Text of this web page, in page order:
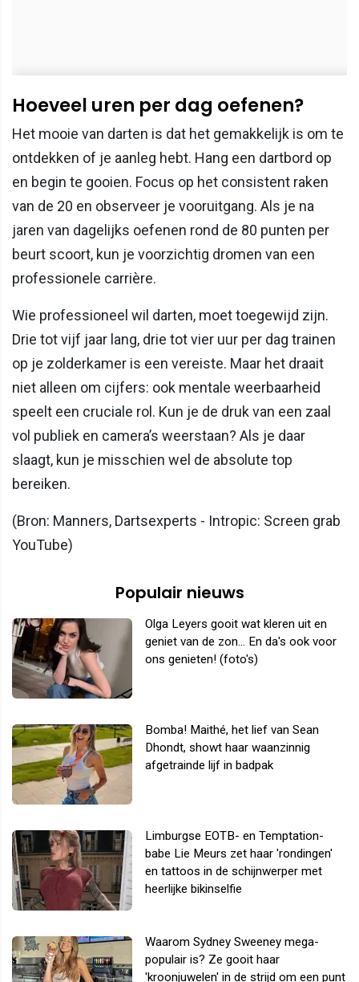
Hoeveel uren per dag oefenen?
Het mooie van darten is dat het gemakkelijk is om te
ontdekken of je aanleg hebt. Hang een dartbord op
en begin te gooien. Focus op het consistent raken
van de 20 en observeer je vooruitgang. Als je na
jaren van dagelijks oefenen rond de 80 punten per
beurt scoort, kun je voorzichtig dromen van een
professionele carrière.
Wie professioneel wil darten, moet toegewijd zijn.
Drie tot vijf jaar lang, drie tot vier uur per dag trainen
op je zolderkamer is een vereiste. Maar het draait
niet alleen om cijfers: ook mentale weerbaarheid
speelt een cruciale rol. Kun je de druk van een zaal
vol publiek en camera’s weerstaan? Als je daar
slaagt, kun je misschien wel de absolute top
bereiken.
(Bron: Manners, Dartsexperts - Intropic: Screen grab
YouTube)
Populair nieuws
Olga Leyers gooit wat kleren uit en
geniet van de zon... En da's ook voor
ons genieten! (foto's)
Bomba! Maithé, het lief van Sean
Dhondt, showt haar waanzinnig
afgetrainde lijf in badpak
Limburgse EOTB- en Temptation-
babe Lie Meurs zet haar 'rondingen'
en tattoos in de schijnwerper met
heerlijke bikinselfie
Waarom Sydney Sweeney mega-
populair is? Ze gooit haar
'kroonjuwelen' in de strijd om een punt